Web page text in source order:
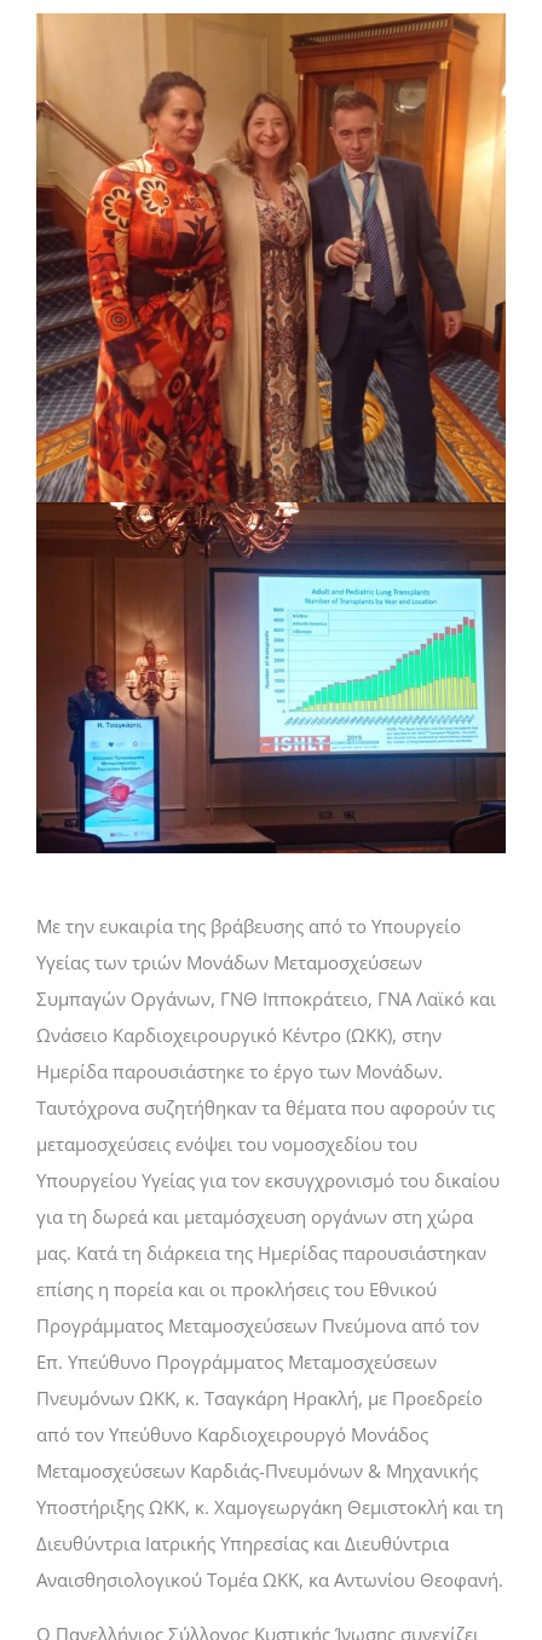
Με την ευκαιρία της βράβευσης από το Υπουργείο
Υγείας των τριών Μονάδων Μεταμοσχεύσεων
Συμπαγών Οργάνων, ΓΝΘ Ιπποκράτειο, ΓΝΑ Λαϊκό και
Ωνάσειο Καρδιοχειρουργικό Κέντρο (ΩΚΚ), στην
Ημερίδα παρουσιάστηκε το έργο των Μονάδων.
Ταυτόχρονα συζητήθηκαν τα θέματα που αφορούν τις
μεταμοσχεύσεις ενόψει του νομοσχεδίου του
Υπουργείου Υγείας για τον εκσυγχρονισμό του δικαίου
για τη δωρεά και μεταμόσχευση οργάνων στη χώρα
μας. Κατά τη διάρκεια της Ημερίδας παρουσιάστηκαν
επίσης η πορεία και οι προκλήσεις του Εθνικού
Προγράμματος Μεταμοσχεύσεων Πνεύμονα από τον
Επ. Υπεύθυνο Προγράμματος Μεταμοσχεύσεων
Πνευμόνων ΩΚΚ, κ. Τσαγκάρη Ηρακλή, με Προεδρείο
από τον Υπεύθυνο Καρδιοχειρουργό Μονάδος
Μεταμοσχεύσεων Καρδιάς-Πνευμόνων & Μηχανικής
Υποστήριξης ΩΚΚ, κ. Χαμογεωργάκη Θεμιστοκλή και τη
Διευθύντρια Ιατρικής Υπηρεσίας και Διευθύντρια
Αναισθησιολογικού Τομέα ΩΚΚ, κα Αντωνίου Θεοφανή.
Ο Πανελλήνιος Σύλλογος Κυστικής Ίνωσης συνεχίζει